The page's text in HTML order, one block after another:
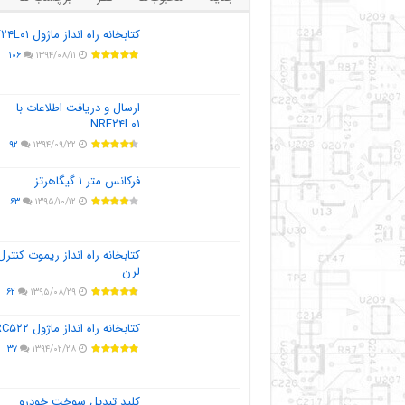
کتابخانه راه انداز ماژول NRF۲۴L۰۱
۱۳۹۴/۰۸/۱۱ ۱۰۶
ارسال و دریافت اطلاعات با
NRF۲۴L۰۱
۱۳۹۴/۰۹/۲۲ ۹۲
فرکانس متر ۱ گیگاهرتز
۱۳۹۵/۱۰/۱۲ ۶۳
کتابخانه راه انداز ریموت
لرن
۱۳۹۵/۰۸/۲۹ ۶۲
کتابخانه راه انداز ماژول MFRC۵۲۲
۱۳۹۴/۰۲/۲۸ ۳۷